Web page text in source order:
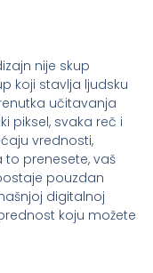
nije skup
koji stavlja ljudsku
učitavanja
piksel, svaka reč i
vrednosti,
prenesete, vaš
pouzdan
digitalnoj
koju možete